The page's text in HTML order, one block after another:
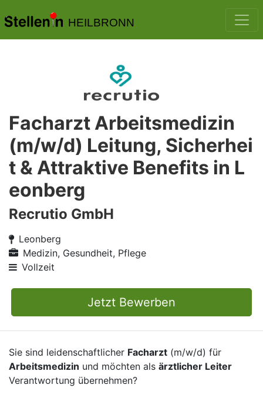
HEILBRONN
Facharzt Arbeitsmedizin
(m/w/d) Leitung, Sicherhei
t & Attraktive Benefits in L
eonberg
Recrutio GmbH
Leonberg
Medizin, Gesundheit, Pflege
Vollzeit
Jetzt Bewerben
Sie sind leidenschaftlicher Facharzt (m/w/d) für
Arbeitsmedizin und möchten als ärztlicher Leiter
Verantwortung übernehmen?